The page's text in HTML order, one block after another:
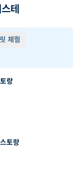
테
체험
랑
토랑